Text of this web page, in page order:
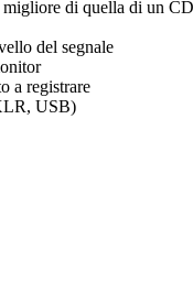
di quella di un CD
del segnale
a registrare
USB)